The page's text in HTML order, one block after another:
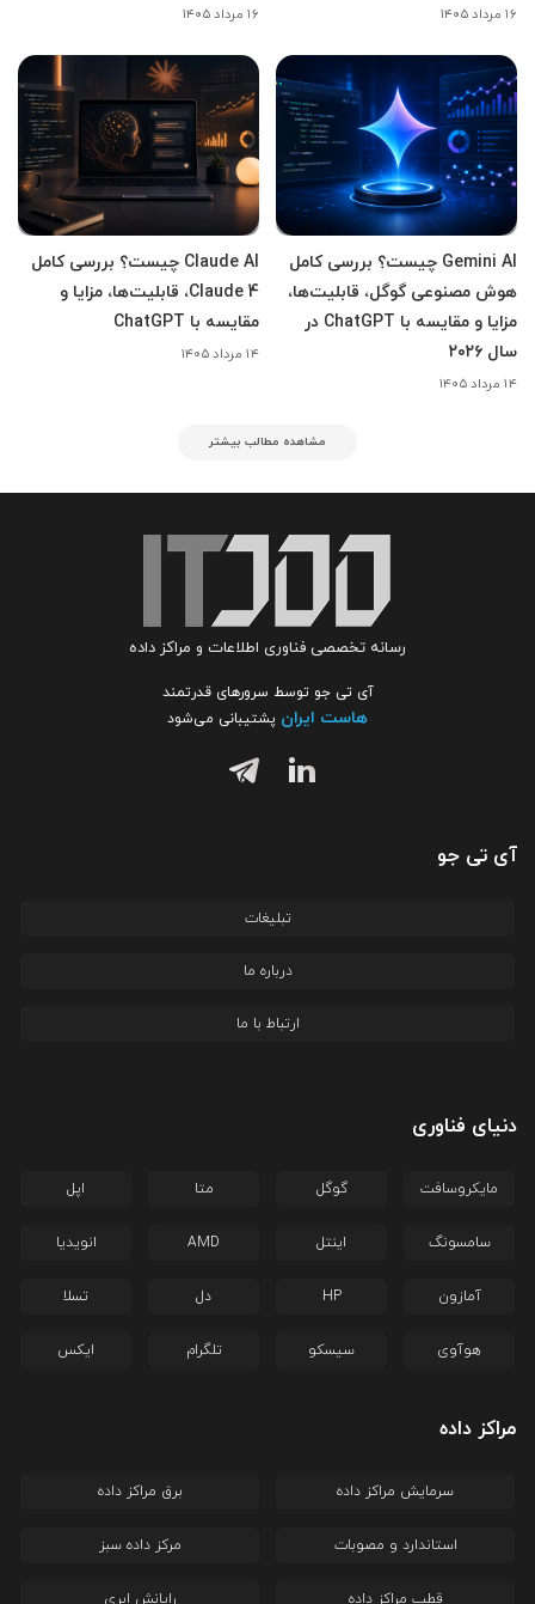
۱۶ مرداد ۱۴۰۵ ۱۶ مرداد ۱۴۰۵
Gemini AI چیست؟ بررسی کامل
هوش مصنوعی گوگل، قابلیت‌ها،
مزایا و مقایسه با ChatGPT در
سال ۲۰۲۶
۱۴ مرداد ۱۴۰۵
Claude AI چیست؟ بررسی کامل
Claude 4، قابلیت‌ها، مزایا و
مقایسه با ChatGPT
۱۴ مرداد ۱۴۰۵
مشاهده مطالب بیشتر
رسانه تخصصی فناوری اطلاعات و مراکز داده
آی تی جو توسط سرورهای قدرتمند
هاست ایران پشتیبانی می‌شود
آی تی جو
تبلیغات
درباره ما
ارتباط با ما
دنیای فناوری
مایکروسافت گوگل متا اپل
سامسونگ اینتل AMD انویدیا
آمازون HP دل تسلا
هوآوی سیسکو تلگرام ایکس
مراکز داده
سرمایش مراکز داده برق مراکز داده
استاندارد و مصوبات مرکز داده سبز
قطب مراکز داده رایانش ابری